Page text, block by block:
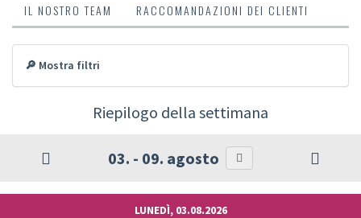
IL NOSTRO TEAM
RACCOMANDAZIONI DEI CLIENTI
🔎 Mostra filtri
Riepilogo della settimana
03. - 09. agosto
LUNEDÌ, 03.08.2026